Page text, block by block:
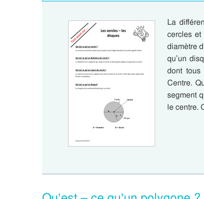
La
cercles et
diamètre
qu’un
dont
Centre.
segment
le centre.